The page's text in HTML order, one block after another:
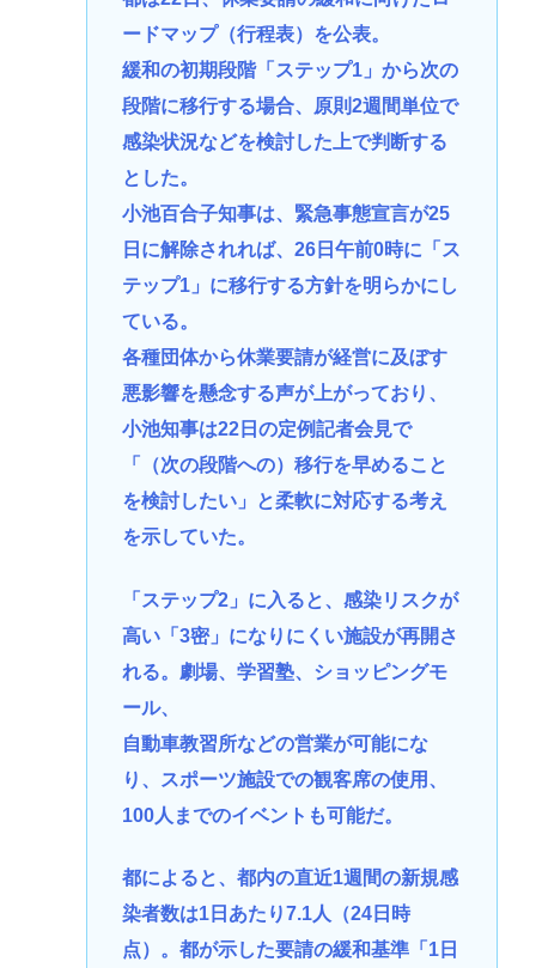
ードマップ（行程表）を公表。
緩和の初期段階「ステップ1」から次の
段階に移行する場合、原則2週間単位で
感染状況などを検討した上で判断する
とした。
小池百合子知事は、緊急事態宣言が25
日に解除されれば、26日午前0時に「ス
テップ1」に移行する方針を明らかにし
ている。
各種団体から休業要請が経営に及ぼす
悪影響を懸念する声が上がっており、
小池知事は22日の定例記者会見で
「（次の段階への）移行を早めること
を検討したい」と柔軟に対応する考え
を示していた。
「ステップ2」に入ると、感染リスクが
高い「3密」になりにくい施設が再開さ
れる。劇場、学習塾、ショッピングモ
ール、
自動車教習所などの営業が可能にな
り、スポーツ施設での観客席の使用、
100人までのイベントも可能だ。
都によると、都内の直近1週間の新規感
染者数は1日あたり7.1人（24日時
点）。都が示した要請の緩和基準「1日